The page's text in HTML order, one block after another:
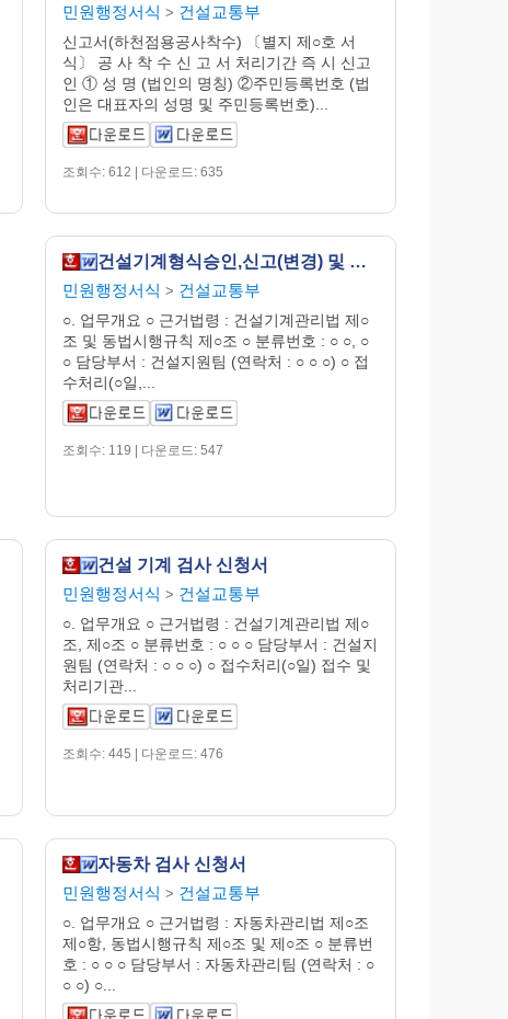
민원행정서식 > 건설교통부
신고서(하천점용공사착수) 〔별지 제○호 서
식〕 공 사 착 수 신 고 서 처리기간 즉 시 신고
인 ① 성 명 (법인의 명칭) ②주민등록번호 (법
인은 대표자의 성명 및 주민등록번호)...
조회수: 612 | 다운로드: 635
건설기계형식승인,신고(변경) 및 동일형식건설기계수입신고서
민원행정서식 > 건설교통부
○. 업무개요 ○ 근거법령 : 건설기계관리법 제○
조 및 동법시행규칙 제○조 ○ 분류번호 : ○ ○, ○
○ 담당부서 : 건설지원팀 (연락처 : ○ ○ ○) ○ 접
수처리(○일,...
조회수: 119 | 다운로드: 547
건설 기계 검사 신청서
민원행정서식 > 건설교통부
○. 업무개요 ○ 근거법령 : 건설기계관리법 제○
조, 제○조 ○ 분류번호 : ○ ○ ○ 담당부서 : 건설지
원팀 (연락처 : ○ ○ ○) ○ 접수처리(○일) 접수 및
처리기관...
조회수: 445 | 다운로드: 476
자동차 검사 신청서
민원행정서식 > 건설교통부
○. 업무개요 ○ 근거법령 : 자동차관리법 제○조
제○항, 동법시행규칙 제○조 및 제○조 ○ 분류번
호 : ○ ○ ○ 담당부서 : 자동차관리팀 (연락처 : ○
○ ○) ○...